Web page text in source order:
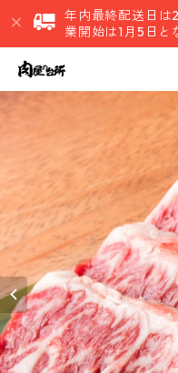
年内最終配送日
業開始は1月5日と